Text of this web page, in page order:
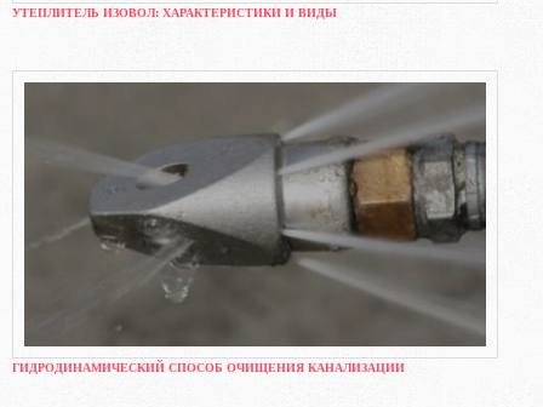
УТЕПЛИТЕЛЬ ИЗОВОЛ: ХАРАКТЕРИСТИКИ И ВИДЫ
ГИДРОДИНАМИЧЕСКИЙ СПОСОБ ОЧИЩЕНИЯ КАНАЛИЗАЦИИ